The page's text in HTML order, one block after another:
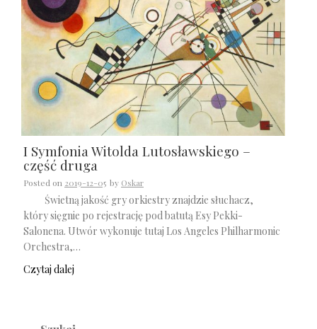
I Symfonia Witolda Lutosławskiego –
część druga
Posted on 2019-12-05 by Oskar
Świetną jakość gry orkiestry znajdzie słuchacz,
który sięgnie po rejestrację pod batutą Esy Pekki-
Salonena. Utwór wykonuje tutaj Los Angeles Philharmonic
Orchestra,…
Czytaj dalej